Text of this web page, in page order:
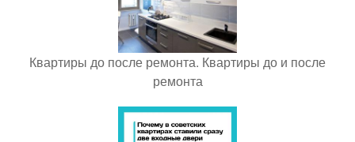
Квартиры до после ремонта. Квартиры до и после
ремонта